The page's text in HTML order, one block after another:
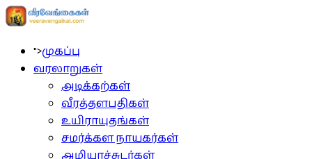
">முகப்பு
வரலாறுகள்
அடிக்கற்கள்
வீரத்தளபதிகள்
உயிராயுதங்கள்
சமர்க்கள நாயகர்கள்